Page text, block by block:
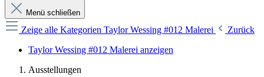
Menü schließen
Zeige alle Kategorien Taylor Wessing #012 Malerei
Zurück
Taylor Wessing #012 Malerei anzeigen
Ausstellungen